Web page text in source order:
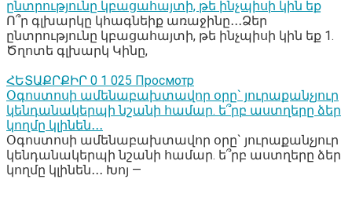
ընտրությունը կբացահայտի, թե ինչպիսի կին եք
Ո՞ր գլխարկը կհագնեիք առաջինը․․․Ձեր
ընտրությունը կբացահայտի, թե ինչպիսի կին եք 1.
Ծղոտե գլխարկ Կինը,
ՀԵՏԱՔՐՔԻՐ 0 1 025 Просмотр
Օգոստոսի ամենաբախտավոր օրը` յուրաքանչյուր
կենդանակերպի նշանի համար. ե՞րբ աստղերը ձեր
կողմը կլինեն․․․
Օգոստոսի ամենաբախտավոր օրը` յուրաքանչյուր
կենդանակերպի նշանի համար. ե՞րբ աստղերը ձեր
կողմը կլինեն․․․ Խոյ —